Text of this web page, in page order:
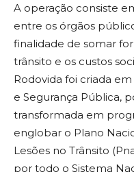
A operação consiste
entre os órgãos
finalidade de somar
trânsito e os custos
Rodovida foi criada
e Segurança Pública,
transformada em
englobar o Plano
Lesões no Trânsito
por todo o Sistema